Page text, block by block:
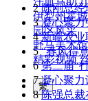
伊犁州霍
园区风采
野马美术馆
精彩视频
繁
2陈刚总经
3凝心聚
4新疆农业
5“春风得
6第二届“
7凝心聚力
8陈强总裁